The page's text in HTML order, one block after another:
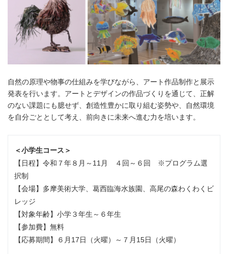
自然の原理や物事の仕組みを学びながら、アート作品制作と展示
発表を行います。アートとデザインの作品づくりを通じて、正解
のない課題にも臆せず、創造性豊かに取り組む姿勢や、自然環境
を自分ごととして考え、前向きに未来へ進む力を培います。
＜小学生コース＞
【日程】令和７年８月～11月 ４回～６回 ※プログラム選
択制
【会場】多摩美術大学、葛西臨海水族園、高尾の森わくわくビ
レッジ
【対象年齢】小学３年生～６年生
【参加費】無料
【応募期間】６月17日（火曜）～７月15日（火曜）